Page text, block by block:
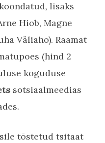
lisaks
Hiob, Magne
Väliaho). Raamat
(hind 2
koguduse
sotsiaalmeedias
tõstetud tsitaat